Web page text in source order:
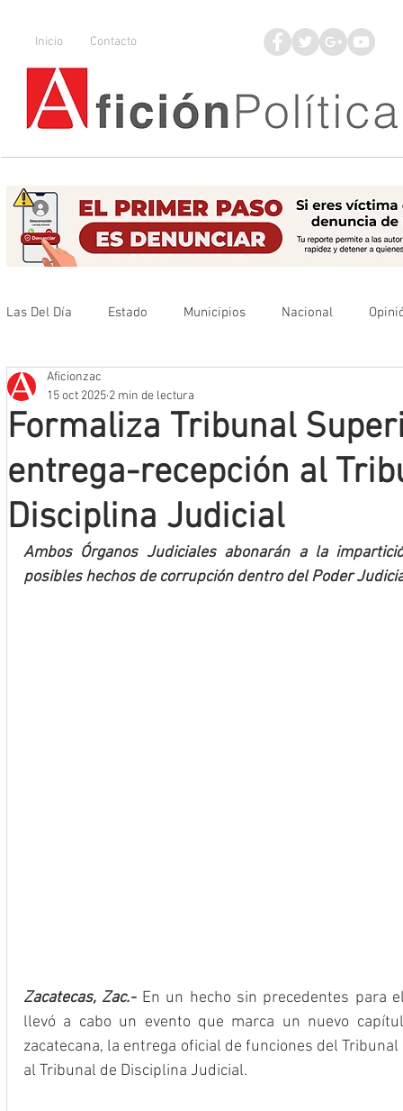
Inicio Contacto
Las Del Día Estado Municipios Nacional
Que no se olvide
Mineros LNBP
Formaliza Tribunal
entrega-recepción al
Disciplina Judicial
Aficionzac
15 oct 2025 2 min de lectura
Ambos Órganos Judiciales abonarán a la
posibles hechos de corrupción dentro del Poder
Zacatecas, Zac.- En un hecho sin precedentes para
llevó a cabo un evento que marca un nuevo
zacatecana, la entrega oficial de funciones del
al Tribunal de Disciplina Judicial.